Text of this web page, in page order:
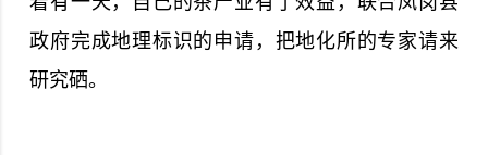
政府完成地理标识的申请，把地化所的专家请来
研究硒。